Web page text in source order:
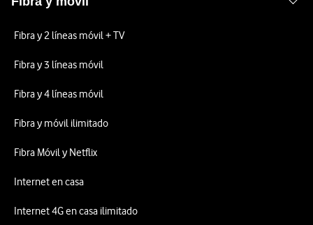
Fibra y 2 líneas móvil + TV
Fibra y 3 líneas móvil
Fibra y 4 líneas móvil
Fibra y móvil ilimitado
Fibra Móvil y Netflix
Internet en casa
Internet 4G en casa ilimitado